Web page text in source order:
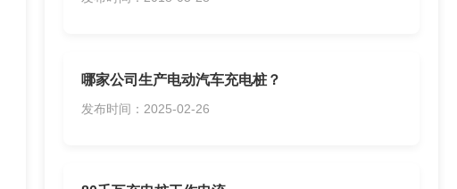
哪家公司生产电动汽车充电桩？
发布时间：2025-02-26